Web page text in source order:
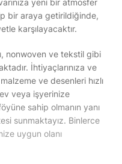
yeni bir atmosfer
bir araya getirildiğinde,
karşılayacaktır.
nonwoven ve tekstil gibi
İhtiyaçlarınıza ve
ve desenleri hızlı
veya işyerinize
sahip olmanın yanı
sunmaktayız. Binlerce
uygun olanı